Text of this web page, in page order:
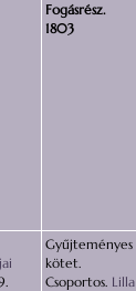
Fogásrész.
1803
Gyűjteményes
kötet.
Csoportos. Lilla